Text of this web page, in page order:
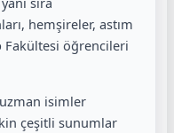
hemşireler, astım
Fakültesi öğrencileri
isimler
çeşitli sunumlar